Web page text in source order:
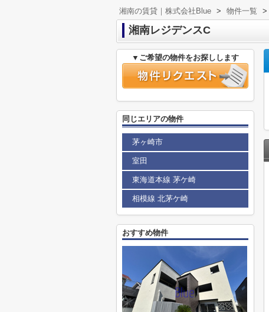
湘南の賃貸｜株式会社Blue > 物件一覧 >
湘南レジデンスC
▼ご希望の物件をお探しします
同じエリアの物件
茅ヶ崎市
室田
東海道本線 茅ケ崎
相模線 北茅ケ崎
おすすめ物件